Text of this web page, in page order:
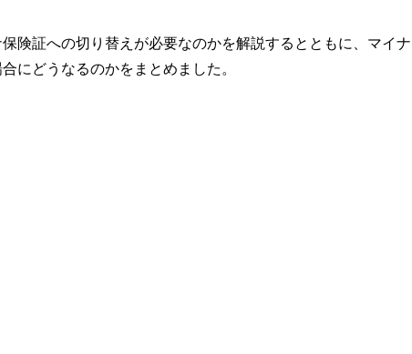
険証への切り替えが必要なのかを解説するとともに、マイナ
にどうなるのかをまとめました。